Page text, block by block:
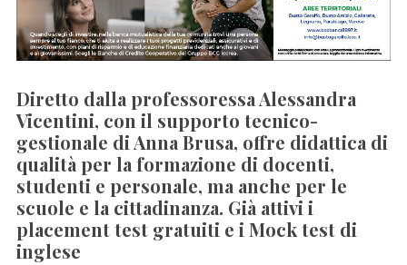
Diretto dalla professoressa Alessandra
Vicentini, con il supporto tecnico-
gestionale di Anna Brusa, offre didattica di
qualità per la formazione di docenti,
studenti e personale, ma anche per le
scuole e la cittadinanza. Già attivi i
placement test gratuiti e i Mock test di
inglese